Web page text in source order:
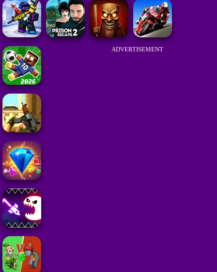
ADVERTISEMENT